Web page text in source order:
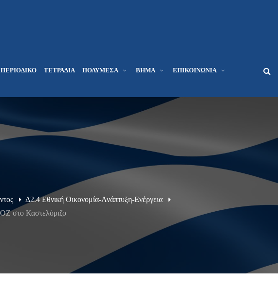
ΠΕΡΙΟΔΙΚΌ ΤΕΤΡΆΔΙΑ ΠΟΛΥΜΈΣΑ ΒΉΜΑ ΕΠΙΚΟΙΝΩΝΊΑ
Δ2.4 Εθνική Οικονομία-Ανάπτυξη-Ενέργεια
στο Καστελόριζο